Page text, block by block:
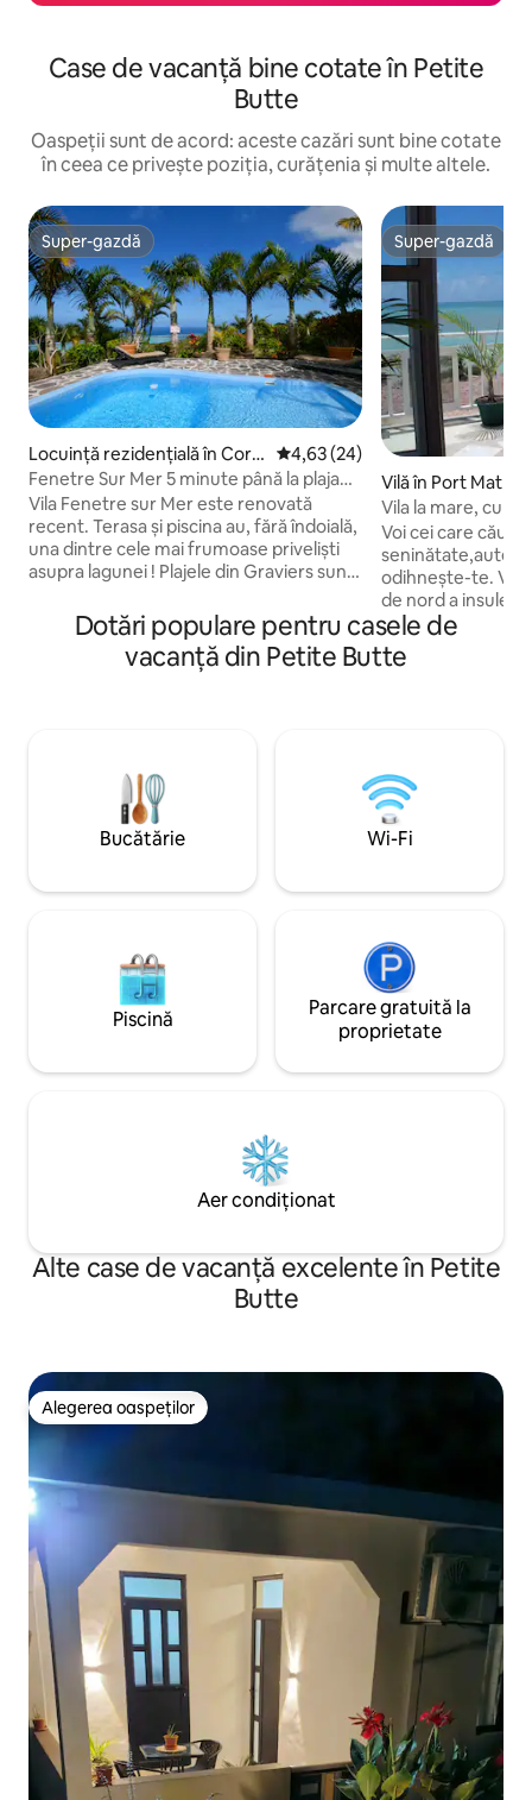
Case de vacanță bine cotate în Petite
Butte
Oaspeții sunt de acord: aceste cazări sunt bine cotate
în ceea ce privește poziția, curățenia și multe altele.
Super-gazdă
Super-gazdă
Locuință rezidențială în Coro
mandel
Scor mediu de 4,63 din 5, 24
4,63 (24)
Fenetre Sur Mer 5 minute până la plaja
Graviers
Vila Fenetre sur Mer este renovată
recent. Terasa și piscina au, fără îndoială,
una dintre cele mai frumoase priveliști
asupra lagunei ! Plajele din Graviers sunt
Fenêtre sur mer » poate găzdui până la 6
oaspeți, cu toate acestea este
confortabilă pentru un cuplu. Ringo
mai multe magazine în Mont Lubin, la 15
minute cu mașina.
Super-gazdă
Super-gazdă
Vilă în Port
Vila la mare, cu
Voi cei care
odihnește-te. Vila
de nord a insulei,
la 10 minute de
Mathurin. Foarte bine deservit de
autobuze. Vă invit să descoperiți arta de
mică insulă din
560 km de Mauritius. Vila este
echipată.
Dotări populare pentru casele de
vacanță din Petite Butte
Bucătărie Wi-Fi
Piscină
Parcare gratuită la
proprietate
Aer condiționat
Alte case de vacanță excelente în Petite
Butte
Alegerea oaspeților
Alegerea oaspeților